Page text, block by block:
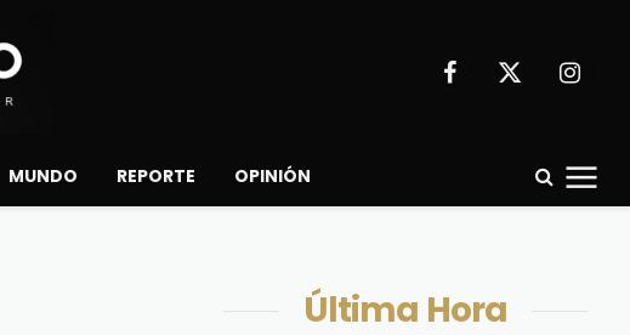
Facebook
X
MUNDO REPORTE OPINIÓN
Última Hora